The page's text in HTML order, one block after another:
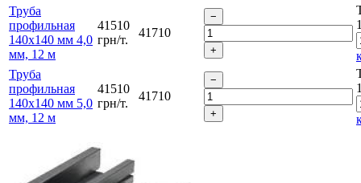
Труба
профильная
140х140 мм 4,0
мм, 12 м
41510
грн/т.
41710
Труба
профильная
140х140 мм 5,0
мм, 12 м
41510
грн/т.
41710